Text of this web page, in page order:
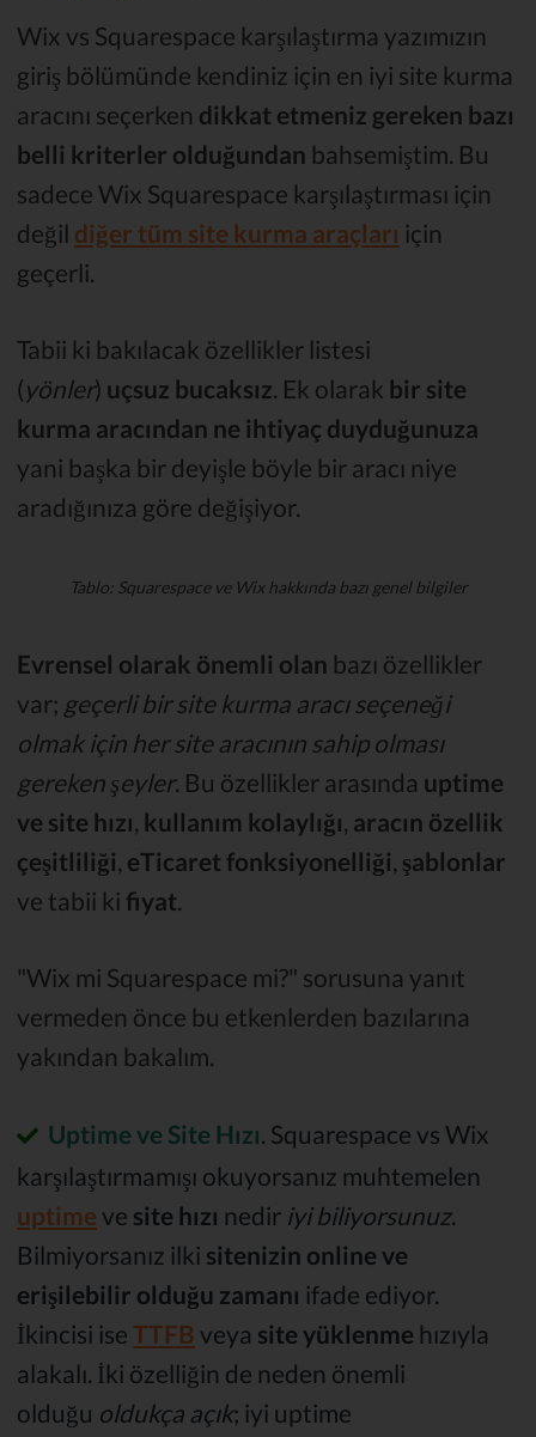
Wix vs Squarespace karşılaştırma yazımızın
giriş bölümünde kendiniz için en iyi site kurma
aracını seçerken dikkat etmeniz gereken bazı
belli kriterler olduğundan bahsemiştim. Bu
sadece Wix Squarespace karşılaştırması için
değil diğer tüm site kurma araçları için
geçerli.
Tabii ki bakılacak özellikler listesi
(yönler) uçsuz bucaksız . Ek olarak bir site
kurma aracından ne ihtiyaç duyduğunuza
yani başka bir deyişle böyle bir aracı niye
aradığınıza göre değişiyor.
Tablo: Squarespace ve Wix hakkında bazı genel bilgiler
Evrensel olarak önemli olan bazı özellikler
var; geçerli bir site kurma aracı seçeneği
olmak için her site aracının sahip olması
gereken şeyler. Bu özellikler arasında uptime
ve site hızı, kullanım kolaylığı, aracın özellik
çeşitliliği, eTicaret fonksiyonelliği, şablonlar
ve tabii ki fiyat.
"Wix mi Squarespace mi?" sorusuna yanıt
vermeden önce bu etkenlerden bazılarına
yakından bakalım.
Uptime ve Site Hızı . Squarespace vs Wix
karşılaştırmamışı okuyorsanız muhtemelen
uptime ve site hızı nedir iyi biliyorsunuz.
Bilmiyorsanız ilki sitenizin online ve
erişilebilir olduğu zamanı ifade ediyor.
İkincisi ise TTFB veya site yüklenme hızıyla
alakalı. İki özelliğin de neden önemli
olduğu oldukça açık; iyi uptime